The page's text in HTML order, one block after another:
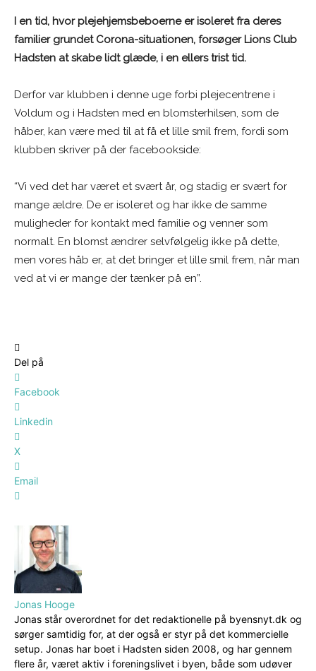
I en tid, hvor plejehjemsbeboerne er isoleret fra deres
familier grundet Corona-situationen, forsøger Lions Club
Hadsten at skabe lidt glæde, i en ellers trist tid.
Derfor var klubben i denne uge forbi plejecentrene i
Voldum og i Hadsten med en blomsterhilsen, som de
håber, kan være med til at få et lille smil frem, fordi som
klubben skriver på der facebookside:
“Vi ved det har været et svært år, og stadig er svært for
mange ældre. De er isoleret og har ikke de samme
muligheder for kontakt med familie og venner som
normalt. En blomst ændrer selvfølgelig ikke på dette,
men vores håb er, at det bringer et lille smil frem, når man
ved at vi er mange der tænker på en”.
Del på
Facebook
Linkedin
X
Email
Jonas Hooge
Jonas står overordnet for det redaktionelle på byensnyt.dk og
sørger samtidig for, at der også er styr på det kommercielle
setup. Jonas har boet i Hadsten siden 2008, og har gennem
flere år, været aktiv i foreningslivet i byen, både som udøver